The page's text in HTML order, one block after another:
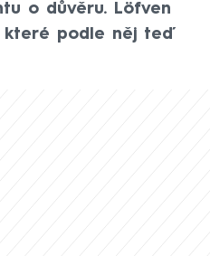
o důvěru. Löfven
které podle něj teď